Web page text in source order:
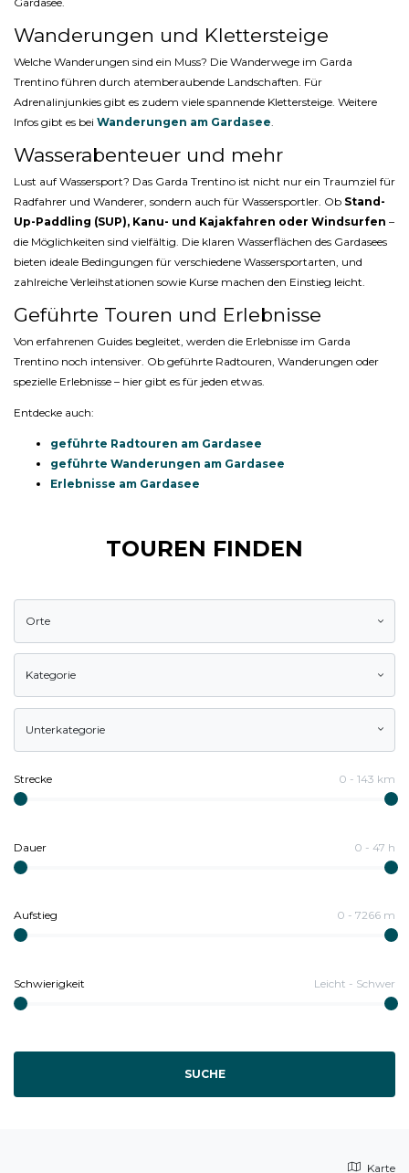
Wanderungen und Klettersteige
Welche Wanderungen sind ein Muss? Die Wanderwege im Garda
Trentino führen durch atemberaubende Landschaften. Für
Adrenalinjunkies gibt es zudem viele spannende Klettersteige. Weitere
Infos gibt es bei Wanderungen am Gardasee.
Wasserabenteuer und mehr
Lust auf Wassersport? Das Garda Trentino ist nicht nur ein Traumziel für
Radfahrer und Wanderer, sondern auch für Wassersportler. Ob Stand-
Up-Paddling (SUP), Kanu- und Kajakfahren oder Windsurfen –
die Möglichkeiten sind vielfältig. Die klaren Wasserflächen des Gardasees
bieten ideale Bedingungen für verschiedene Wassersportarten, und
zahlreiche Verleihstationen sowie Kurse machen den Einstieg leicht.
Geführte Touren und Erlebnisse
Von erfahrenen Guides begleitet, werden die Erlebnisse im Garda
Trentino noch intensiver. Ob geführte Radtouren, Wanderungen oder
spezielle Erlebnisse – hier gibt es für jeden etwas.
Entdecke auch:
geführte Radtouren am Gardasee
geführte Wanderungen am Gardasee
Erlebnisse am Gardasee
TOUREN FINDEN
Orte
Kategorie
Unterkategorie
Strecke 0 - 143 km
Dauer 0 - 47 h
Aufstieg 0 - 7266 m
Schwierigkeit Leicht - Schwer
SUCHE
Karte